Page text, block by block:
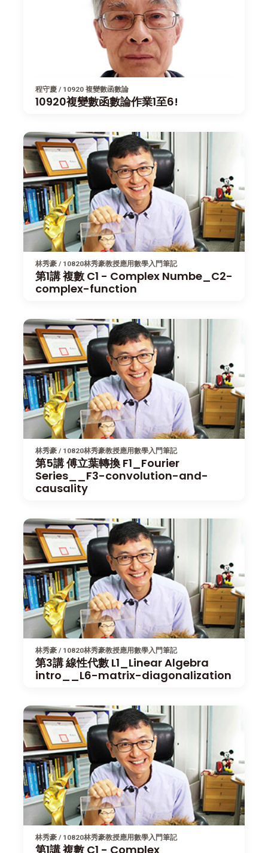
程守慶 / 10920 複變數函數論
10920複變數函數論作業1至6!
林秀豪 / 10820林秀豪教授應用數學入門筆記
第1講 複數 C1 - Complex Numbe_C2-
complex-function
林秀豪 / 10820林秀豪教授應用數學入門筆記
第5講 傅立葉轉換 F1_Fourier
Series__F3-convolution-and-
causality
林秀豪 / 10820林秀豪教授應用數學入門筆記
第3講 線性代數 L1_Linear Algebra
intro__L6-matrix-diagonalization
林秀豪 / 10820林秀豪教授應用數學入門筆記
第1講 複數 C1 - Complex